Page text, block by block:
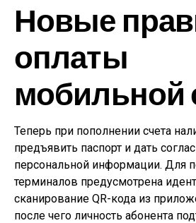
Новые
оплаты
мобильной
Теперь при пополнении счета
предъявить паспорт и дать
персональной информации. Для
терминалов предусмотрена
сканирование QR-кода из
после чего личность абонента